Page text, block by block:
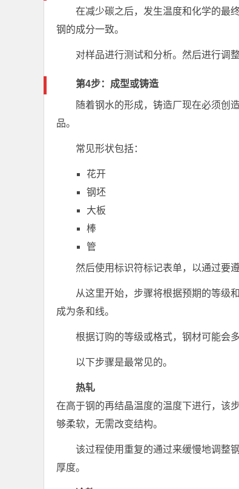
在减少碳之后，发生温度和化学的最
钢的成分一致。
对样品进行测试和分析。然后进行调
第4步：成型或铸造
随着钢水的形成，铸造厂现在必须创
品。
常见形状包括：
花开
钢坯
大板
棒
管
然后使用标识符标记表单，以通过要
从这里开始，步骤将根据预期的等级
成为条和线。
根据订购的等级或格式，钢材可能会
以下步骤是最常见的。
热轧
在高于钢的再结晶温度的温度下进行，该
够柔软，无需改变结构。
该过程使用重复的通过来缓慢地调整
厚度。